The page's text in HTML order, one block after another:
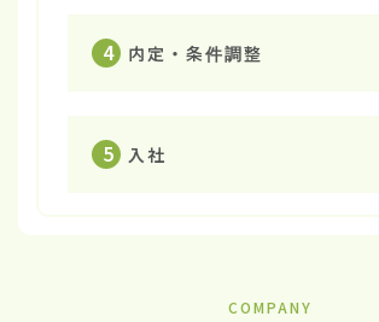
4 内定・条件調整
5 入社
COMPANY